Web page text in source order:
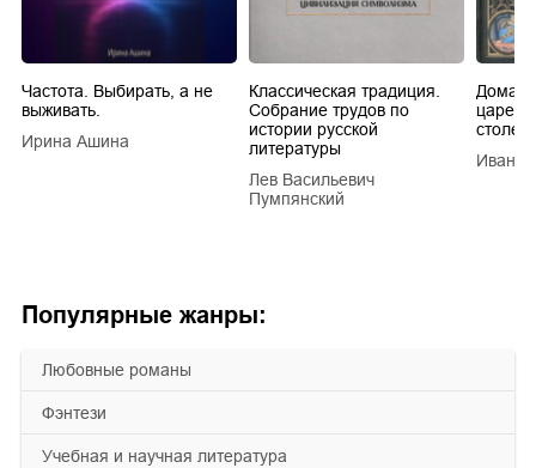
Популярные жанры:
любовные романы
фэнтези
учебная и научная литература
Частота. Выбирать, а не
выживать.
Ирина Ашина
Классическая традиция.
Собрание трудов по
истории русской
литературы
Лев Васильевич
Пумпянский
царей
Иван